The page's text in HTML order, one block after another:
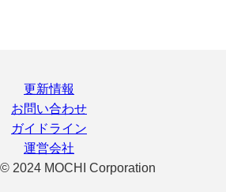
更新情報
お問い合わせ
ガイドライン
運営会社
2024 MOCHI Corporation